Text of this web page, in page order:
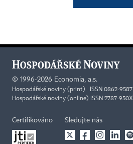
© 1996-2026 Economia, a.s.
Hospodářské noviny (print) ISSN 0862-9587
Hospodářské noviny (online) ISSN 2787-950X
Certifikováno Sledujte nás